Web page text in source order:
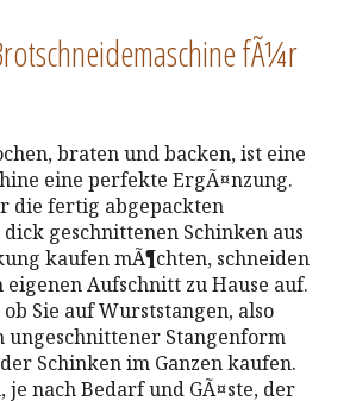
fÃ¼r
braten und backen, ist eine
eine perfekte ErgÃ¤nzung.
die fertig abgepackten
geschnittenen Schinken aus
kaufen mÃ¶chten, schneiden
eigenen Aufschnitt zu Hause auf.
Sie auf Wurststangen, also
Stangenform
Schinken im Ganzen kaufen.
nach Bedarf und GÃ¤ste, der